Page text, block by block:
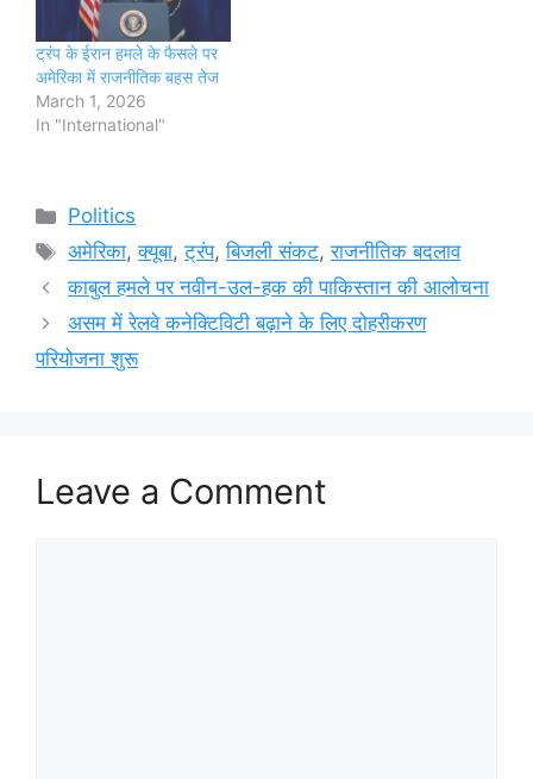
ट्रंप के ईरान हमले के फैसले पर
अमेरिका में राजनीतिक बहस तेज
March 1, 2026
In "International"
Categories
Politics
Tags
अमेरिका,क्यूबा,ट्रंप,बिजली संकट,राजनीतिक बदलाव
काबुल हमले पर नवीन-उल-हक की पाकिस्तान की आलोचना
असम में रेलवे कनेक्टिविटी बढ़ाने के लिए दोहरीकरण
परियोजना शुरू
Leave a Comment